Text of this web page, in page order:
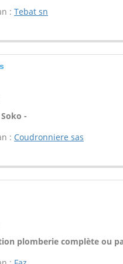
: Tebat sn
-
: Coudronniere sas
plomberie complète ou